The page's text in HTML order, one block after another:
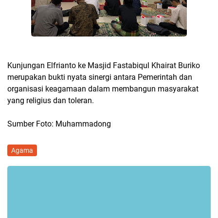
Kunjungan Elfrianto ke Masjid Fastabiqul Khairat Buriko
merupakan bukti nyata sinergi antara Pemerintah dan
organisasi keagamaan dalam membangun masyarakat
yang religius dan toleran.
Sumber Foto: Muhammadong
Agama